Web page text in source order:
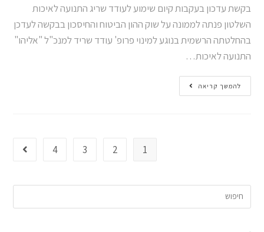
בקשת עדכון בעקבות קיום שימוע לעודד שריג התנועה לאיכות
השלטון פנתה לממונה על שוק ההון הביטוח והחיסכון בבקשה לעדכן
בהחלטתה הרשמית בנוגע למינוי פרופ' עודד שריד למנכ"ל "אליהו"
התנועה לאיכות…
להמשך קריאה
1
2
3
4